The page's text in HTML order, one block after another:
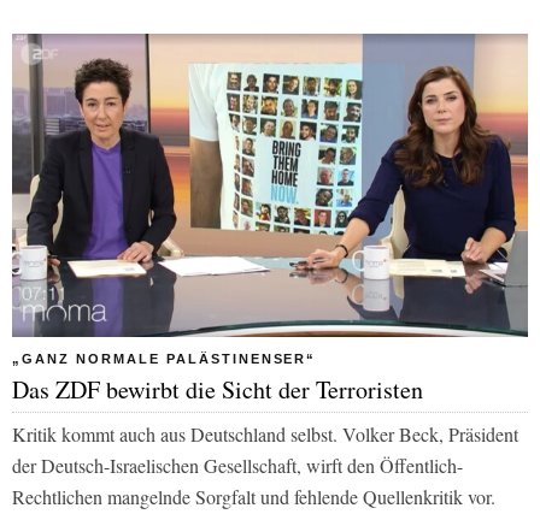
„GANZ NORMALE PALÄSTINENSER“
Das ZDF bewirbt die Sicht der Terroristen
Kritik kommt auch aus Deutschland selbst. Volker Beck, Präsident
der Deutsch-Israelischen Gesellschaft, wirft den Öffentlich-
Rechtlichen mangelnde Sorgfalt und fehlende Quellenkritik vor.